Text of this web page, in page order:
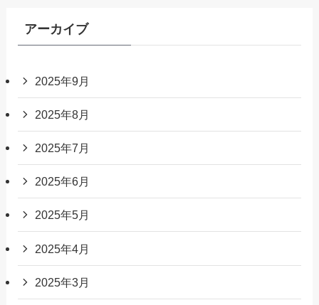
アーカイブ
2025年9月
2025年8月
2025年7月
2025年6月
2025年5月
2025年4月
2025年3月